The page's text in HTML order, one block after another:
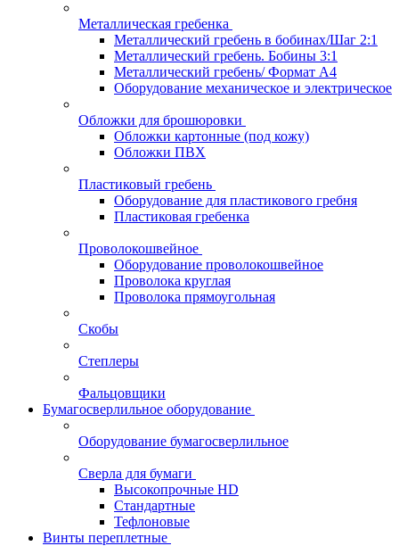
Металлическая гребенка
Металлический гребень в бобинах/Шаг 2:1
Металлический гребень. Бобины 3:1
Металлический гребень/ Формат А4
Оборудование механическое и электрическое
Обложки для брошюровки
Обложки картонные (под кожу)
Обложки ПВХ
Пластиковый гребень
Оборудование для пластикового гребня
Пластиковая гребенка
Проволокошвейное
Оборудование проволокошвейное
Проволока круглая
Проволока прямоугольная
Скобы
Степлеры
Фальцовщики
Бумагосверлильное оборудование
Оборудование бумагосверлильное
Сверла для бумаги
Высокопрочные HD
Стандартные
Тефлоновые
Винты переплетные